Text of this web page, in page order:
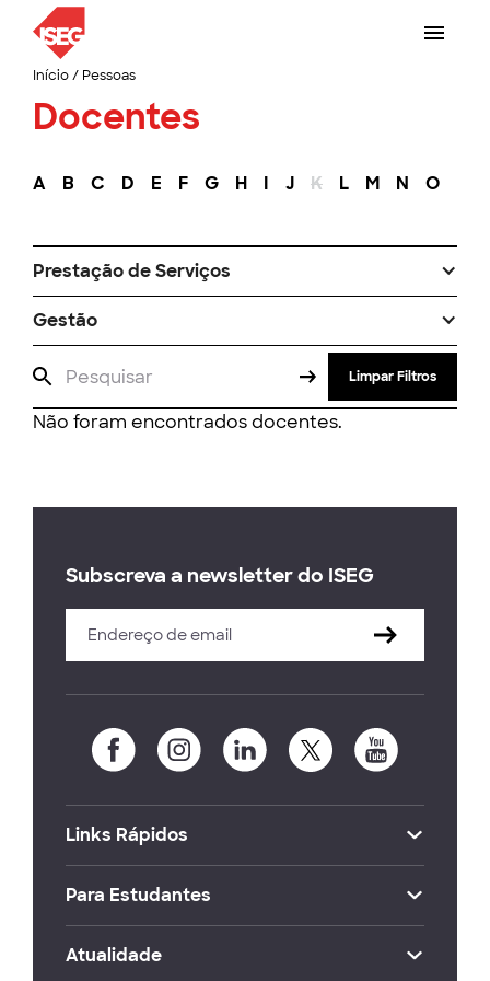
Início/ Pessoas
Docentes
A B C D E F G H I J K L M N O
Prestação de Serviços
Gestão
Limpar Filtros
Não foram encontrados docentes.
Subscreva a newsletter do ISEG
Links Rápidos
Para Estudantes
Atualidade